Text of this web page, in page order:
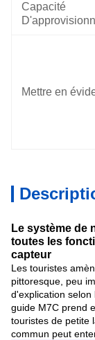
Capacité
Mettre en
Le système de
toutes les
capteur
Les touristes
pittoresque, peu
d'explication
guide M7C prend
touristes de petite
commun peut